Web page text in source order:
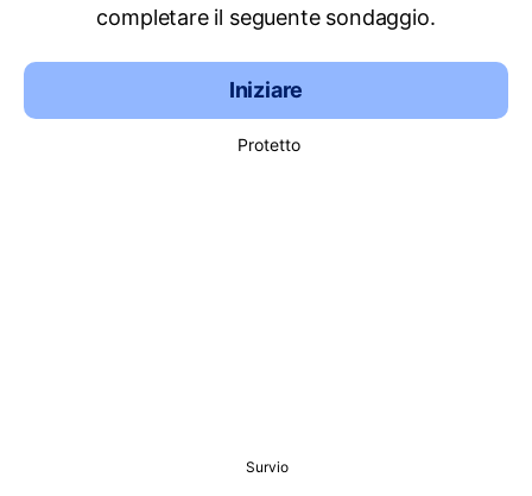
completare il seguente sondaggio.
Iniziare
Protetto
Survio